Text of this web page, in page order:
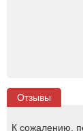
Отзывы
К сожалению,